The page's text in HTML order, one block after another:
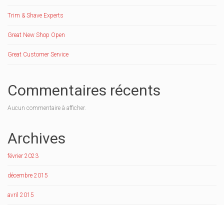
Trim & Shave Experts
Great New Shop Open
Great Customer Service
Commentaires récents
Aucun commentaire à afficher.
Archives
février 2023
décembre 2015
avril 2015